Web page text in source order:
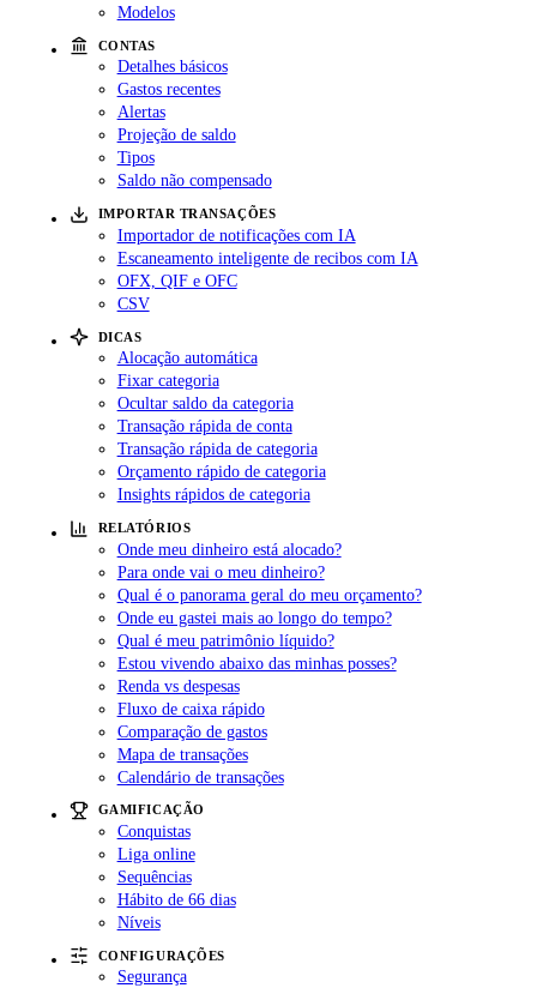
Modelos
CONTAS
Detalhes básicos
Gastos recentes
Alertas
Projeção de saldo
Tipos
Saldo não compensado
IMPORTAR TRANSAÇÕES
Importador de notificações com IA
Escaneamento inteligente de recibos com IA
OFX, QIF e OFC
CSV
DICAS
Alocação automática
Fixar categoria
Ocultar saldo da categoria
Transação rápida de conta
Transação rápida de categoria
Orçamento rápido de categoria
Insights rápidos de categoria
RELATÓRIOS
Onde meu dinheiro está alocado?
Para onde vai o meu dinheiro?
Qual é o panorama geral do meu orçamento?
Onde eu gastei mais ao longo do tempo?
Qual é meu patrimônio líquido?
Estou vivendo abaixo das minhas posses?
Renda vs despesas
Fluxo de caixa rápido
Comparação de gastos
Mapa de transações
Calendário de transações
GAMIFICAÇÃO
Conquistas
Liga online
Sequências
Hábito de 66 dias
Níveis
CONFIGURAÇÕES
Segurança